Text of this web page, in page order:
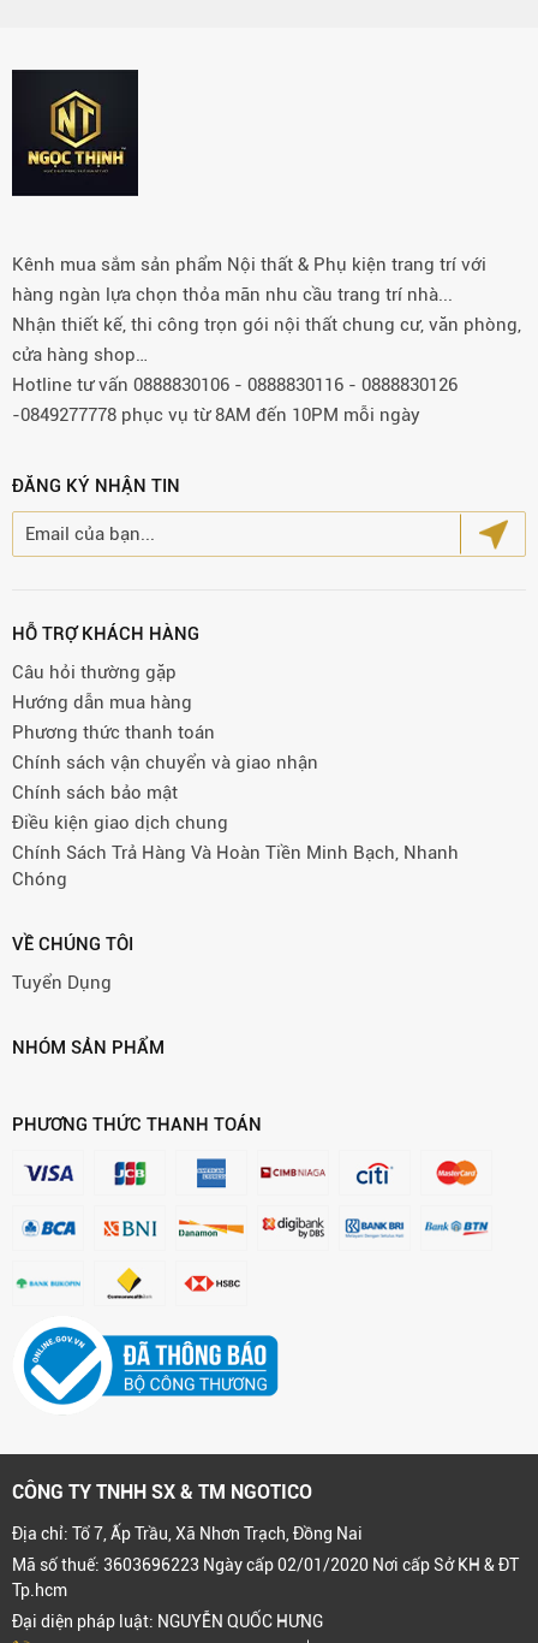
Kênh mua sắm sản phẩm Nội thất & Phụ kiện trang trí với
hàng ngàn lựa chọn thỏa mãn nhu cầu trang trí nhà...
Nhận thiết kế, thi công trọn gói nội thất chung cư, văn phòng,
cửa hàng shop…
Hotline tư vấn 0888830106 - 0888830116 - 0888830126
-0849277778 phục vụ từ 8AM đến 10PM mỗi ngày
ĐĂNG KÝ NHẬN TIN
HỖ TRỢ KHÁCH HÀNG
Câu hỏi thường gặp
Hướng dẫn mua hàng
Phương thức thanh toán
Chính sách vận chuyển và giao nhận
Chính sách bảo mật
Điều kiện giao dịch chung
Chính Sách Trả Hàng Và Hoàn Tiền Minh Bạch, Nhanh
Chóng
VỀ CHÚNG TÔI
Tuyển Dụng
NHÓM SẢN PHẨM
PHƯƠNG THỨC THANH TOÁN
CÔNG TY TNHH SX & TM NGOTICO
Địa chỉ: Tổ 7, Ấp Trầu, Xã Nhơn Trạch, Đồng Nai
Mã số thuế: 3603696223 Ngày cấp 02/01/2020 Nơi cấp Sở KH & ĐT
Tp.hcm
Đại diện pháp luật: NGUYỄN QUỐC HƯNG